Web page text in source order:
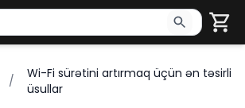
ən azı 2 simvol yazın. Göndərmək
/
Wi-Fi sürətini artırmaq üçün ən təsirli
üsullar